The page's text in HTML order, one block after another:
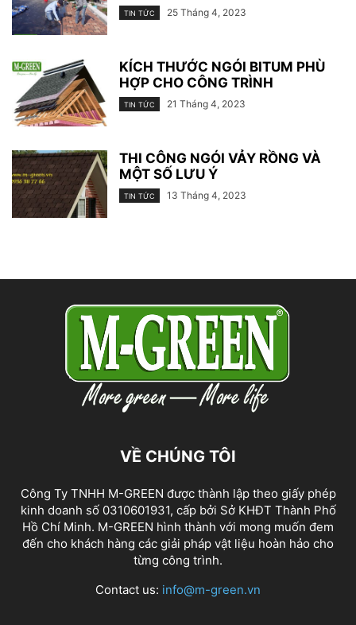
TIN TỨC 25 Tháng 4, 2023
KÍCH THƯỚC NGÓI BITUM PHÙ
HỢP CHO CÔNG TRÌNH
TIN TỨC 21 Tháng 4, 2023
THI CÔNG NGÓI VẢY RỒNG VÀ
MỘT SỐ LƯU Ý
TIN TỨC 13 Tháng 4, 2023
VỀ CHÚNG TÔI
Công Ty TNHH M-GREEN được thành lập theo giấy phép
kinh doanh số 0310601931, cấp bởi Sở KHĐT Thành Phố
Hồ Chí Minh. M-GREEN hình thành với mong muốn đem
đến cho khách hàng các giải pháp vật liệu hoàn hảo cho
từng công trình.
Contact us: info@m-green.vn